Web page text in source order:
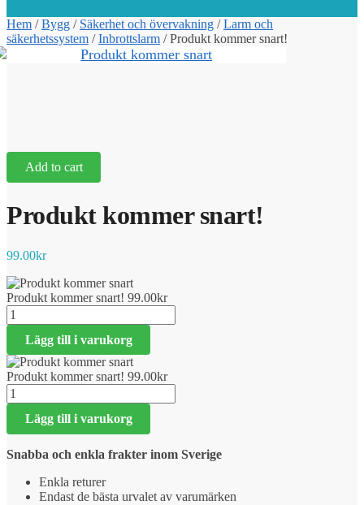
Hem /Bygg / Säkerhet och övervakning /Larm och
säkerhetssystem /Inbrottslarm /Produkt kommer snart!
Add to cart
Produkt kommer snart!
99.00kr
Produkt kommer snart! 99.00kr
Produkt
kommer
snart!
mängd
Lägg till i varukorg
Produkt kommer snart! 99.00kr
Produkt
kommer
snart!
mängd
Lägg till i varukorg
Snabba och enkla frakter inom Sverige
Enkla returer
Endast de bästa urvalet av varumärken